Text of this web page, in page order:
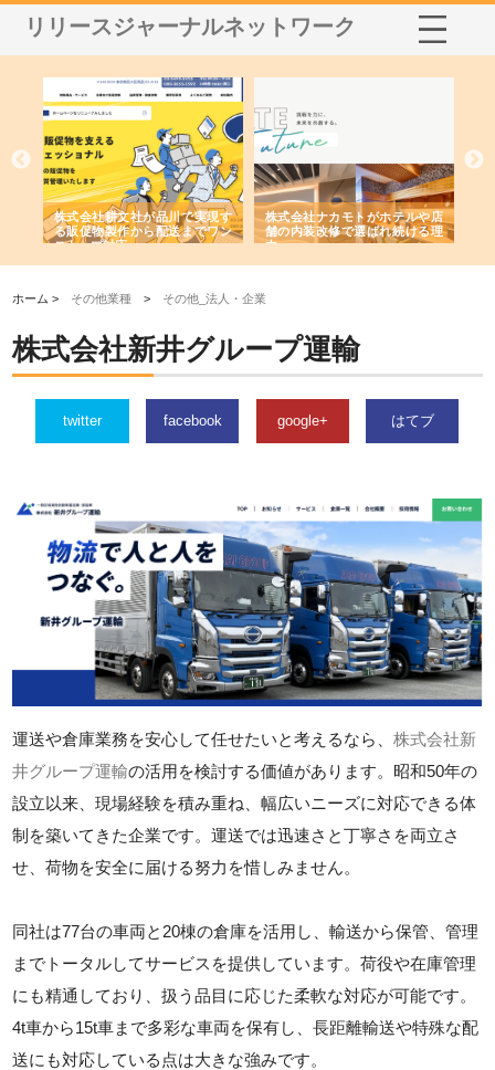
リリースジャーナルネットワーク
株式会社耕文社が品川で実現す
る販促物製作から配送までワン
ストップ対応
株式会社ナカモトがホテルや店
舗の内装改修で選ばれ続ける理
由
ホーム > その他業種 > その他_法人・企業
株式会社新井グループ運輸
twitter facebook google+ はてブ
運送や倉庫業務を安心して任せたいと考えるなら、株式会社新
井グループ運輸の活用を検討する価値があります。昭和50年の
設立以来、現場経験を積み重ね、幅広いニーズに対応できる体
制を築いてきた企業です。運送では迅速さと丁寧さを両立さ
せ、荷物を安全に届ける努力を惜しみません。
同社は77台の車両と20棟の倉庫を活用し、輸送から保管、管理
までトータルしてサービスを提供しています。荷役や在庫管理
にも精通しており、扱う品目に応じた柔軟な対応が可能です。
4t車から15t車まで多彩な車両を保有し、長距離輸送や特殊な配
送にも対応している点は大きな強みです。